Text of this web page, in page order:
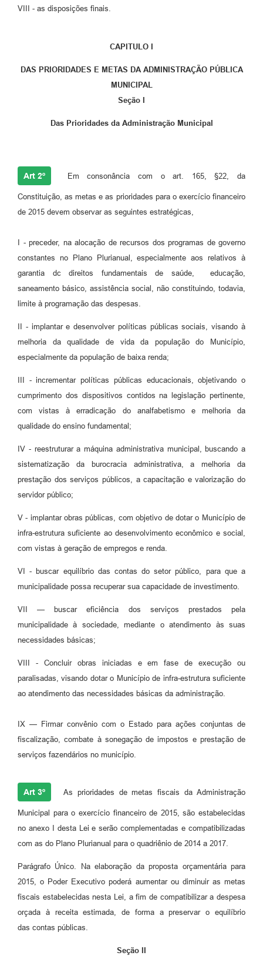
VIII - as disposições finais.
CAPITULO I
DAS PRIORIDADES E METAS DA ADMINISTRAÇÃO PÚBLICA
MUNICIPAL
Seção I
Das Prioridades da Administração Municipal
Art 2º Em consonância com o art. 165, §22, da
Constituição, as metas e as prioridades para o exercício financeiro
de 2015 devem observar as seguintes estratégicas,
I - preceder, na alocação de recursos dos programas de governo
constantes no Plano Plurianual, especialmente aos relativos à
garantia dc direitos fundamentais de saúde, educação,
saneamento básico, assistência social, não constituindo, todavia,
limite à programação das despesas.
II - implantar e desenvolver políticas públicas sociais, visando à
melhoria da qualidade de vida da população do Município,
especialmente da população de baixa renda;
III - incrementar políticas públicas educacionais, objetivando o
cumprimento dos dispositivos contidos na legislação pertinente,
com vistas à erradicação do analfabetismo e melhoria da
qualidade do ensino fundamental;
IV - reestruturar a máquina administrativa municipal, buscando a
sistematização da burocracia administrativa, a melhoria da
prestação dos serviços públicos, a capacitação e valorização do
servidor público;
V - implantar obras públicas, com objetivo de dotar o Município de
infra-estrutura suficiente ao desenvolvimento econômico e social,
com vistas à geração de empregos e renda.
VI - buscar equilíbrio das contas do setor público, para que a
municipalidade possa recuperar sua capacidade de investimento.
VII — buscar eficiência dos serviços prestados pela
municipalidade à sociedade, mediante o atendimento às suas
necessidades básicas;
VIII - Concluir obras iniciadas e em fase de execução ou
paralisadas, visando dotar o Município de infra-estrutura suficiente
ao atendimento das necessidades básicas da administração.
IX — Firmar convênio com o Estado para ações conjuntas de
fiscalização, combate à sonegação de impostos e prestação de
serviços fazendários no município.
Art 3º As prioridades de metas fiscais da Administração
Municipal para o exercício financeiro de 2015, são estabelecidas
no anexo I desta Lei e serão complementadas e compatibilizadas
com as do Plano Plurianual para o quadriênio de 2014 a 2017.
Parágrafo Único. Na elaboração da proposta orçamentária para
2015, o Poder Executivo poderá aumentar ou diminuir as metas
fiscais estabelecidas nesta Lei, a fim de compatibilizar a despesa
orçada à receita estimada, de forma a preservar o equilíbrio
das contas públicas.
Seção II